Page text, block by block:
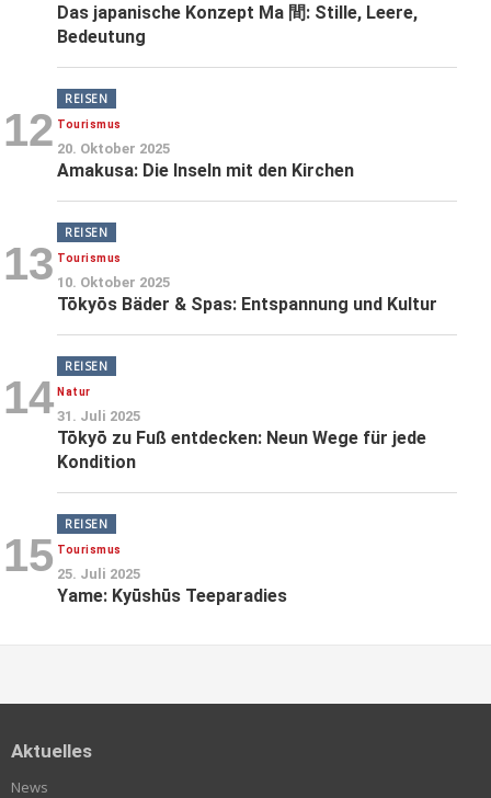
Das japanische Konzept Ma 間: Stille, Leere,
Bedeutung
12
REISEN
Tourismus
20. Oktober 2025
Amakusa: Die Inseln mit den Kirchen
13
REISEN
Tourismus
10. Oktober 2025
Tōkyōs Bäder & Spas: Entspannung und Kultur
14
REISEN
Natur
31. Juli 2025
Tōkyō zu Fuß entdecken: Neun Wege für jede
Kondition
15
REISEN
Tourismus
25. Juli 2025
Yame: Kyūshūs Teeparadies
Aktuelles
News